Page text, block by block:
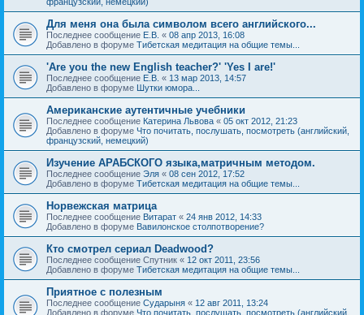
Для меня она была символом всего английского...
Последнее сообщение Е.В. « 08 апр 2013, 16:08
Добавлено в форуме Тибетская медитация на общие темы...
'Are you the new English teacher?' 'Yes I are!'
Последнее сообщение Е.В. « 13 мар 2013, 14:57
Добавлено в форуме Шутки юмора...
Американские аутентичные учебники
Последнее сообщение Катерина Львова « 05 окт 2012, 21:23
Добавлено в форуме Что почитать, послушать, посмотреть (английский,
французский, немецкий)
Изучение АРАБСКОГО языка,матричным методом.
Последнее сообщение Эля « 08 сен 2012, 17:52
Добавлено в форуме Тибетская медитация на общие темы...
Норвежская матрица
Последнее сообщение Витарат « 24 янв 2012, 14:33
Добавлено в форуме Вавилонское столпотворение?
Кто смотрел сериал Deadwood?
Последнее сообщение Спутник « 12 окт 2011, 23:56
Добавлено в форуме Тибетская медитация на общие темы...
Приятное с полезным
Последнее сообщение Сударыня « 12 авг 2011, 13:24
Добавлено в форуме Что почитать, послушать, посмотреть (английский,